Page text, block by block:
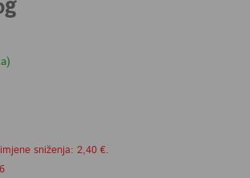
sniženja: 2,40 €.